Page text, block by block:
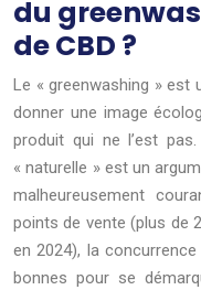
du
de CBD ?
Le « greenwashing » est
donner une image
produit qui ne l’est
« naturelle » est un
malheureusement
points de vente (plus de
en 2024), la
bonnes pour se